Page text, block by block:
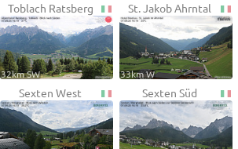
Toblach Ratsberg
32km SW
St. Jakob Ahrntal
33km W
Sexten West Sexten Süd